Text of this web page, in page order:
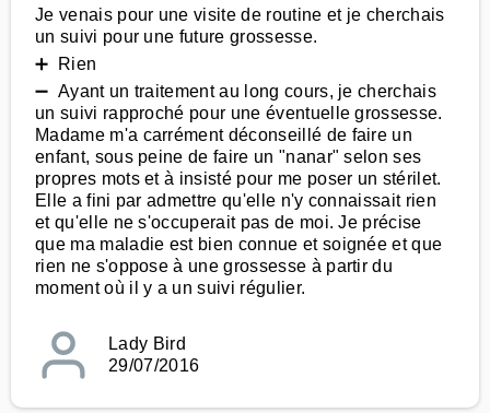
Je venais pour une visite de routine et je cherchais
un suivi pour une future grossesse.
➕ Rien
➖ Ayant un traitement au long cours, je cherchais
un suivi rapproché pour une éventuelle grossesse.
Madame m'a carrément déconseillé de faire un
enfant, sous peine de faire un "nanar" selon ses
propres mots et à insisté pour me poser un stérilet.
Elle a fini par admettre qu'elle n'y connaissait rien
et qu'elle ne s'occuperait pas de moi. Je précise
que ma maladie est bien connue et soignée et que
rien ne s'oppose à une grossesse à partir du
moment où il y a un suivi régulier.
Lady Bird
29/07/2016